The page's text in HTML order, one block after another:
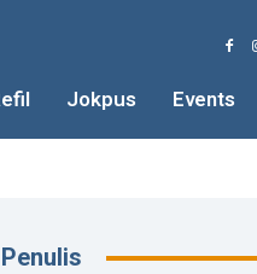
Jokpus Events